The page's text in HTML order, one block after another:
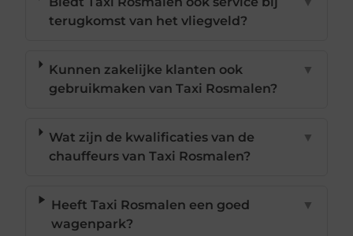
terugkomst van het vliegveld?
Kunnen zakelijke klanten ook
gebruikmaken van Taxi Rosmalen?
▼
Wat zijn de kwalificaties van de
chauffeurs van Taxi Rosmalen?
▼
Heeft Taxi Rosmalen een goed
wagenpark?
▼